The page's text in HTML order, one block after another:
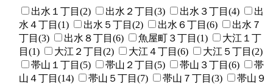
出水１丁目(2) 出水２丁目(3) 出水３丁目(4)
出
水４丁目(1)
出水５丁目(2) 出水６丁目(6)
出水７
丁目(3)
出水８丁目(6) 魚屋町３丁目(1)
大江１丁
目(1)
大江２丁目(2) 大江４丁目(6)
大江５丁目(2)
帯山１丁目(5)
帯山２丁目(5) 帯山３丁目(6)
帯
山４丁目(14)
帯山５丁目(7) 帯山７丁目(3)
帯山９